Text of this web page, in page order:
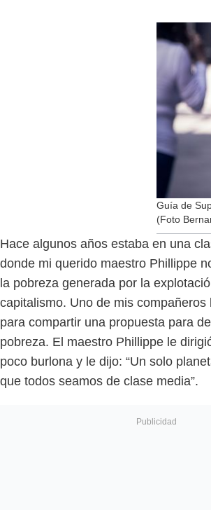
Guía de
(Foto
Hace algunos años estaba en una
donde mi querido maestro Phillippe
la pobreza generada por la
capitalismo. Uno de mis compañeros
para compartir una propuesta para
pobreza. El maestro Phillippe le
poco burlona y le dijo: “Un solo
que todos seamos de clase media”.